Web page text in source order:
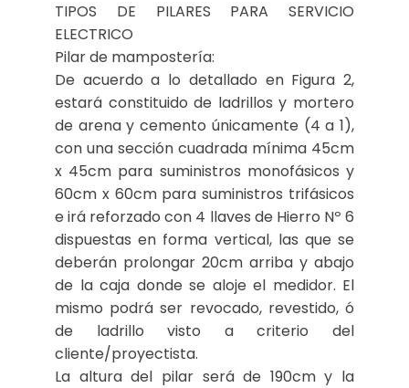
TIPOS DE PILARES PARA SERVICIO
ELECTRICO
Pilar de mampostería:
De acuerdo a lo detallado en Figura 2,
estará constituido de ladrillos y mortero
de arena y cemento únicamente (4 a 1),
con una sección cuadrada mínima 45cm
x 45cm para suministros monofásicos y
60cm x 60cm para suministros trifásicos
e irá reforzado con 4 llaves de Hierro Nº 6
dispuestas en forma vertical, las que se
deberán prolongar 20cm arriba y abajo
de la caja donde se aloje el medidor. El
mismo podrá ser revocado, revestido, ó
de ladrillo visto a criterio del
cliente/proyectista.
La altura del pilar será de 190cm y la